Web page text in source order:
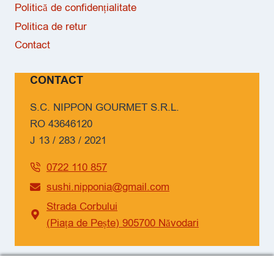
Politică de confidențialitate
Politica de retur
Contact
CONTACT
S.C. NIPPON GOURMET S.R.L.
RO 43646120
J 13 / 283 / 2021
0722 110 857
sushi.nipponia@gmail.com
Strada Corbului
(Piața de Pește) 905700 Năvodari